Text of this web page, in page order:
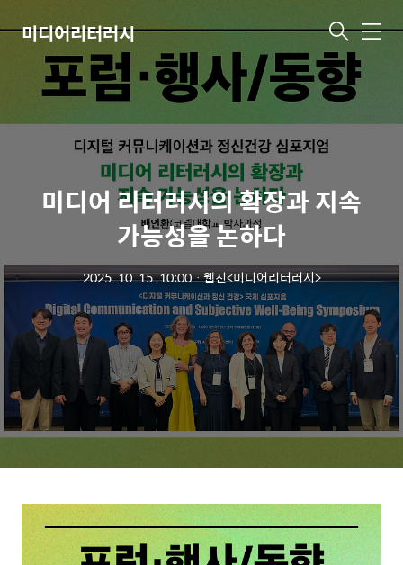
미디어리터러시 메
미디어 리터러시의 확장과 지속
가능성을 논하다
2025. 10. 15. 10:00ㆍ웹진<미디어리터러시>